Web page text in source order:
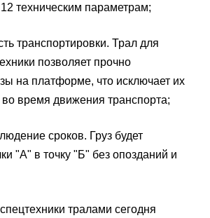
техническим параметрам;
транспортировки. Трал для
позволяет прочно
на платформе, что исключает их
время движения транспорта;
сроков. Груз будет
"А" в точку "Б" без опозданий и
тралами сегодня